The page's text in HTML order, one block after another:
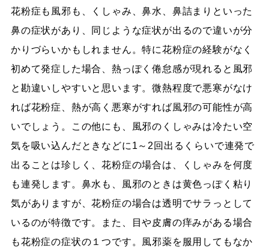
花粉症も風邪も、くしゃみ、鼻水、鼻詰まりといった
鼻の症状があり、同じような症状が出るので違いが分
かりづらいかもしれません。特に花粉症の経験がなく
初めて発症した場合、熱っぽく倦怠感が現れると風邪
と勘違いしやすいと思います。微熱程度で悪寒がなけ
れば花粉症、熱が高く悪寒がすれば風邪の可能性が高
いでしょう。この他にも、風邪のくしゃみは冷たい空
気を吸い込んだときなどに1～2回出るくらいで連発で
出ることは珍しく、花粉症の場合は、くしゃみを何度
も連発します。鼻水も、風邪のときは黄色っぽく粘り
気がありますが、花粉症の場合は透明でサラっとして
いるのが特徴です。また、目や皮膚の痒みがある場合
も花粉症の症状の１つです。風邪薬を服用してもなか